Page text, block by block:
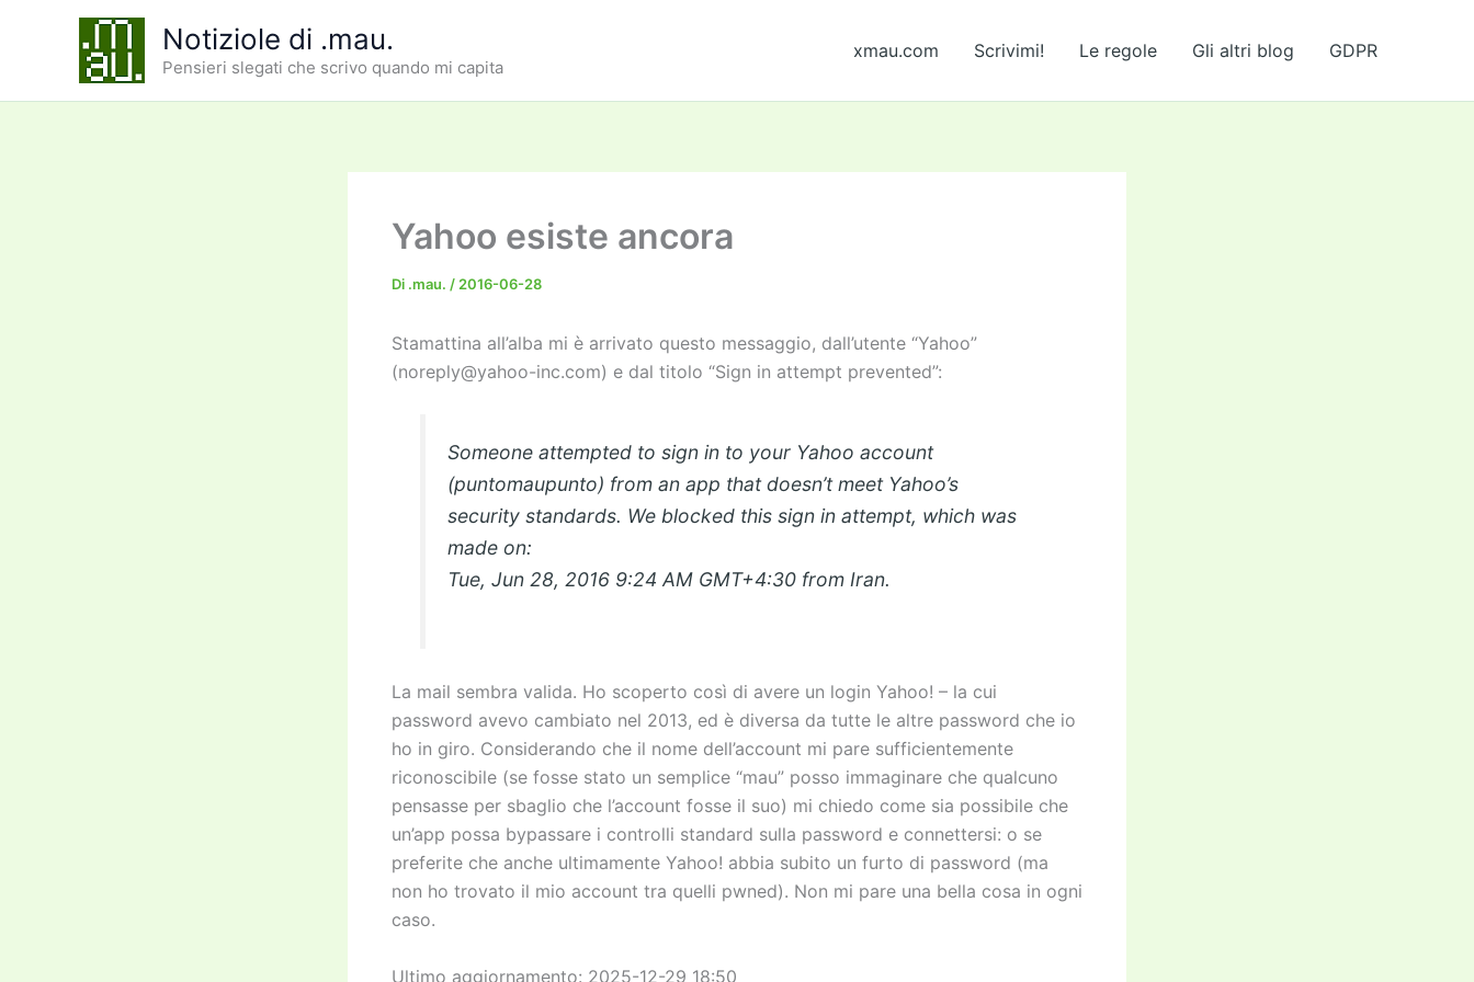
Notiziole di .mau.
Pensieri slegati che scrivo quando mi capita
xmau.com Scrivimi! Le regole Gli altri blog GDPR
Yahoo esiste ancora
Di .mau. / 2016-06-28
Stamattina all’alba mi è arrivato questo messaggio, dall’utente “Yahoo”
(noreply@yahoo-inc.com) e dal titolo “Sign in attempt prevented”:
Someone attempted to sign in to your Yahoo account
(puntomaupunto) from an app that doesn’t meet Yahoo’s
security standards. We blocked this sign in attempt, which was
made on:
Tue, Jun 28, 2016 9:24 AM GMT+4:30 from Iran.
La mail sembra valida. Ho scoperto così di avere un login Yahoo! – la cui
password avevo cambiato nel 2013, ed è diversa da tutte le altre password che io
ho in giro. Considerando che il nome dell’account mi pare sufficientemente
riconoscibile (se fosse stato un semplice “mau” posso immaginare che qualcuno
pensasse per sbaglio che l’account fosse il suo) mi chiedo come sia possibile che
un’app possa bypassare i controlli standard sulla password e connettersi: o se
preferite che anche ultimamente Yahoo! abbia subito un furto di password (ma
non ho trovato il mio account tra quelli pwned). Non mi pare una bella cosa in ogni
caso.
Ultimo aggiornamento: 2025-12-29 18:50